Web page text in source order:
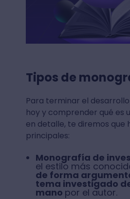
Tipos de
Para terminar el
hoy y comprender qué es
en detalle, te diremos que
principales:
Monografía de
el estilo más
de forma
tema investigado
mano por el autor.